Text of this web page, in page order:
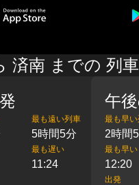
済南 までの 列
最も遠い列車
5時間5分
最も遅い
11:24
午
最も早
2時間
最も早い
12:20
出発